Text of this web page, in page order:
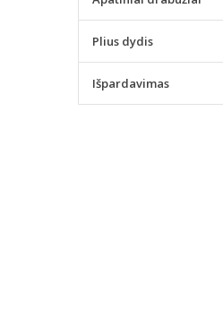
Plius dydis
Išpardavimas